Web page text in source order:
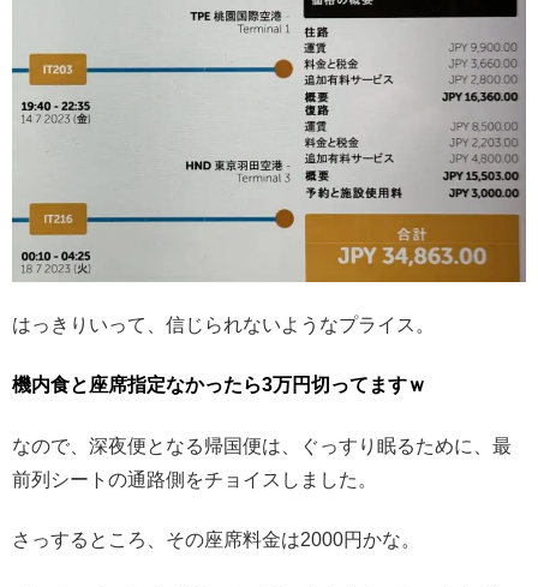
はっきりいって、信じられないようなプライス。
機内食と座席指定なかったら3万円切ってますｗ
なので、深夜便となる帰国便は、ぐっすり眠るために、最
前列シートの通路側をチョイスしました。
さっするところ、その座席料金は2000円かな。